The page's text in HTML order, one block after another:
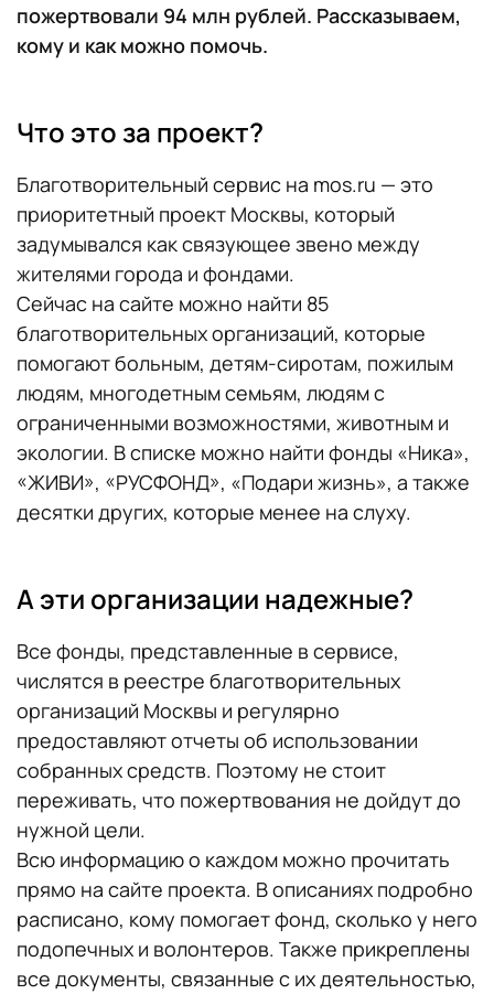
пожертвовали 94 млн рублей. Рассказываем,
кому и как можно помочь.
Что это за проект?
Благотворительный сервис на mos.ru — это
приоритетный проект Москвы, который
задумывался как связующее звено между
жителями города и фондами.
Сейчас на сайте можно найти 85
благотворительных организаций, которые
помогают больным, детям-сиротам, пожилым
людям, многодетным семьям, людям с
ограниченными возможностями, животным и
экологии. В списке можно найти фонды «Ника»,
«ЖИВИ», «РУСФОНД», «Подари жизнь», а также
десятки других, которые менее на слуху.
А эти организации надежные?
Все фонды, представленные в сервисе,
числятся в реестре благотворительных
организаций Москвы и регулярно
предоставляют отчеты об использовании
собранных средств. Поэтому не стоит
переживать, что пожертвования не дойдут до
нужной цели.
Всю информацию о каждом можно прочитать
прямо на сайте проекта. В описаниях подробно
расписано, кому помогает фонд, сколько у него
подопечных и волонтеров. Также прикреплены
все документы, связанные с их деятельностью,